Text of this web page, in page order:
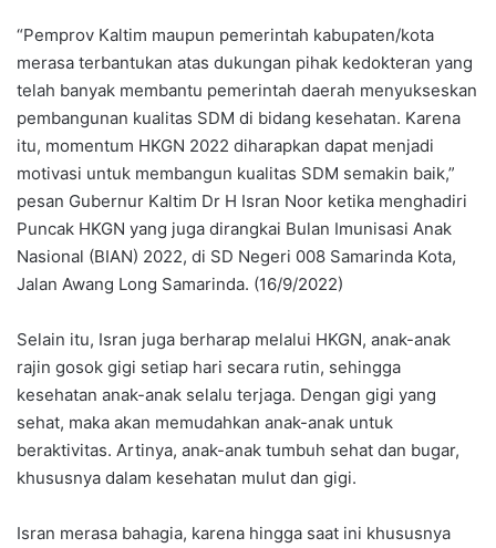
“Pemprov Kaltim maupun pemerintah kabupaten/kota
merasa terbantukan atas dukungan pihak kedokteran yang
telah banyak membantu pemerintah daerah menyukseskan
pembangunan kualitas SDM di bidang kesehatan. Karena
itu, momentum HKGN 2022 diharapkan dapat menjadi
motivasi untuk membangun kualitas SDM semakin baik,”
pesan Gubernur Kaltim Dr H Isran Noor ketika menghadiri
Puncak HKGN yang juga dirangkai Bulan Imunisasi Anak
Nasional (BIAN) 2022, di SD Negeri 008 Samarinda Kota,
Jalan Awang Long Samarinda. (16/9/2022)
Selain itu, Isran juga berharap melalui HKGN, anak-anak
rajin gosok gigi setiap hari secara rutin, sehingga
kesehatan anak-anak selalu terjaga. Dengan gigi yang
sehat, maka akan memudahkan anak-anak untuk
beraktivitas. Artinya, anak-anak tumbuh sehat dan bugar,
khususnya dalam kesehatan mulut dan gigi.
Isran merasa bahagia, karena hingga saat ini khususnya